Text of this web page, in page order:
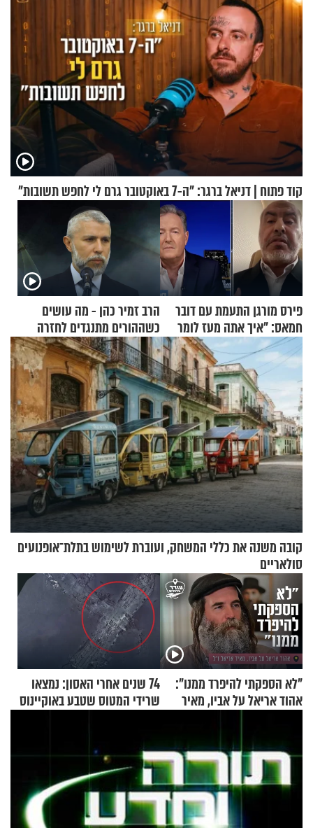
קוד פתוח | דניאל ברגר: "ה-7 באוקטובר גרם לי לחפש תשובות"
פירס מורגן התעמת עם דובר
חמאס: "איך אתה מעז לומר
שלא ביצעתם פשעי מלחמה?!"
הרב זמיר כהן - מה עושים
כשההורים מתנגדים לחזרה
בתשובה?
קובה משנה את כללי המשחק, ועוברת לשימוש בתלת־אופנועים
סולאריים
"לא הספקתי להיפרד ממנו":
אהוד אריאל על אביו, מאיר
74 שנים אחרי האסון: נמצאו
שרידי המטוס שטבע באוקיינוס